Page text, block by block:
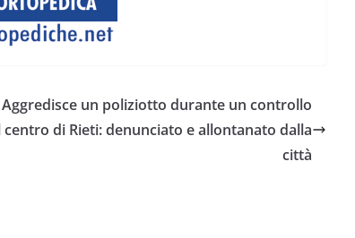
Aggredisce un poliziotto durante un controllo
centro di Rieti: denunciato e allontanato dalla
città